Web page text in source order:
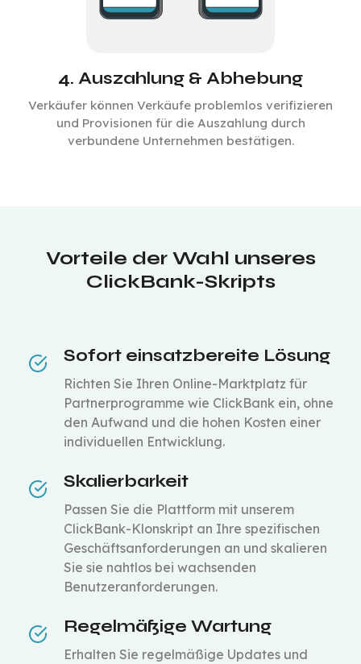
4. Auszahlung & Abhebung
Verkäufer können Verkäufe problemlos verifizieren
und Provisionen für die Auszahlung durch
verbundene Unternehmen bestätigen.
Vorteile der Wahl unseres
ClickBank-Skripts
Sofort einsatzbereite Lösung
Richten Sie Ihren Online-Marktplatz für
Partnerprogramme wie ClickBank ein, ohne
den Aufwand und die hohen Kosten einer
individuellen Entwicklung.
Skalierbarkeit
Passen Sie die Plattform mit unserem
ClickBank-Klonskript an Ihre spezifischen
Geschäftsanforderungen an und skalieren
Sie sie nahtlos bei wachsenden
Benutzeranforderungen.
Regelmäßige Wartung
Erhalten Sie regelmäßige Updates und